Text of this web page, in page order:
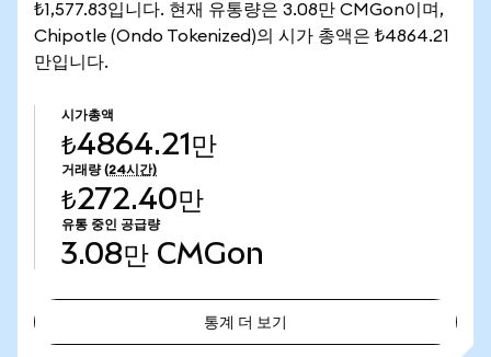
₺1,577.83입니다. 현재 유통량은 3.08만 CMGon이며,
Chipotle (Ondo Tokenized)의 시가 총액은 ₺4864.21
만입니다.
시가총액
₺4864.21만
거래량 (24시간)
₺272.40만
유통 중인 공급량
3.08만 CMGon
통계 더 보기